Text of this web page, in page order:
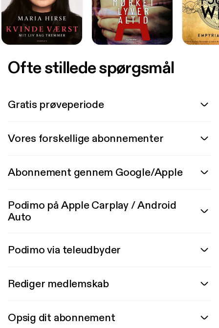
Ofte stillede spørgsmål
Gratis prøveperiode
Vores forskellige abonnementer
Abonnement gennem Google/Apple
Podimo på Apple Carplay / Android
Auto
Podimo via teleudbyder
Rediger medlemskab
Opsig dit abonnement